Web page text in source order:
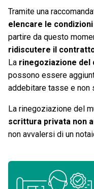
Tramite una
elencare le
partire da questo
ridiscutere il
La rinegoziazione
possono essere
addebitare tasse e non
La rinegoziazione del
scrittura privata non
non avvalersi di un